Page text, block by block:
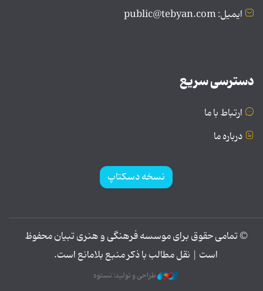
ایمیل: public@tebyan.com
دسترسی سریع
ارتباط با ما
درباره ما
نسخه دسکتاپ
© تمامی حقوق برای موسسه فرهنگی و هنری تبیان محفوظ
است | نقل مطالب با ذکر منبع بلامانع است.
طراحی و تولید: نستوه